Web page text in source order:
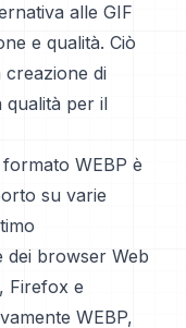
alle GIF
e qualità. Ciò
creazione di
qualità per il
WEBP è
su varie
dei browser Web
Firefox e
WEBP,